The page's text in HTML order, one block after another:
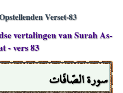
Verset-83
vertalingen van Surah As-
- vers 83
سورة الصّافّات